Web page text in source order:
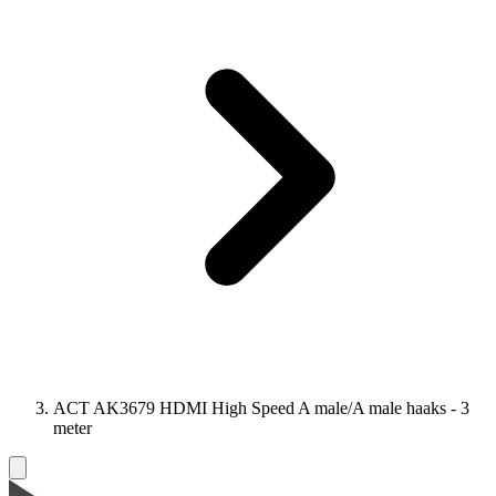
ACT AK3679 HDMI High Speed A male/A male haaks - 3
meter